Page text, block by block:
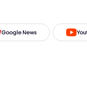
Google News